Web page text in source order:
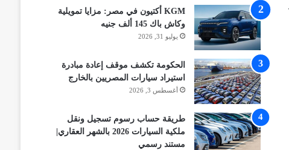
KGM أكتيون في مصر: مزايا تمويلية
وكاش باك 145 ألف جنيه
يوليو 31, 2026
الحكومة تكشف موقف إعادة مبادرة
استيراد سيارات المصريين بالخارج
أغسطس 3, 2026
طريقة حساب رسوم تسجيل ونقل
ملكية السيارات 2026 بالشهر العقاري|
مستند رسمي